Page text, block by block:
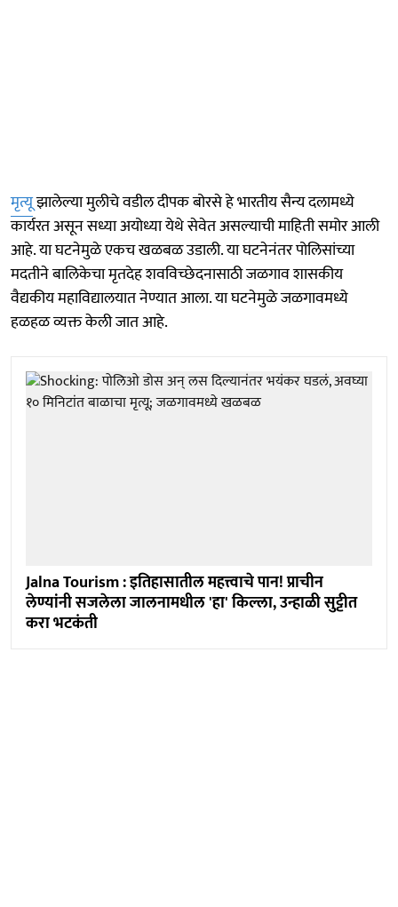
मृत्यूझालेल्या मुलीचे वडील दीपक बोरसे हे भारतीय सैन्य दलामध्ये
कार्यरत असून सध्या अयोध्या येथे सेवेत असल्याची माहिती समोर आली
आहे. या घटनेमुळे एकच खळबळ उडाली. या घटनेनंतर पोलिसांच्या
मदतीने बालिकेचा मृतदेह शवविच्छेदनासाठी जळगाव शासकीय
वैद्यकीय महाविद्यालयात नेण्यात आला. या घटनेमुळे जळगावमध्ये
हळहळ व्यक्त केली जात आहे.
Jalna Tourism : इतिहासातील महत्त्वाचे पान! प्राचीन
लेण्यांनी सजलेला जालनामधील 'हा' किल्ला, उन्हाळी सुट्टीत
करा भटकंती